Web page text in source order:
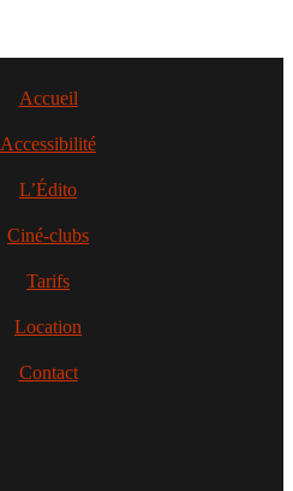
Accueil
Accessibilité
L’Édito
Ciné-clubs
Tarifs
Location
Contact